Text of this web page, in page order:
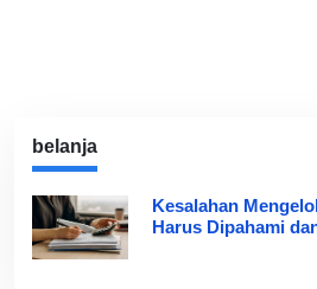
belanja
Kesalahan
Harus Dipahami